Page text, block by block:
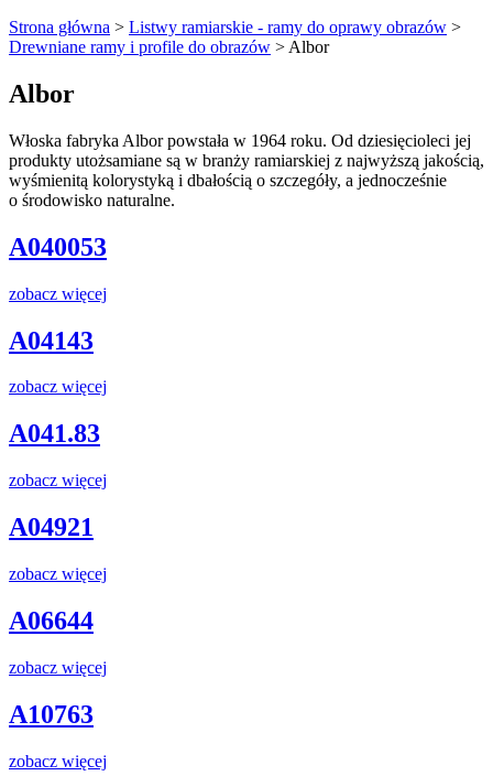
Strona główna > Listwy ramiarskie - ramy do oprawy obrazów >
Drewniane ramy i profile do obrazów > Albor
Albor
Włoska fabryka Albor powstała w 1964 roku. Od dziesięcioleci jej
produkty utożsamiane są w branży ramiarskiej z najwyższą jakością,
wyśmienitą kolorystyką i dbałością o szczegóły, a jednocześnie
o środowisko naturalne.
A040053
zobacz więcej
A04143
zobacz więcej
A041.83
zobacz więcej
A04921
zobacz więcej
A06644
zobacz więcej
A10763
zobacz więcej